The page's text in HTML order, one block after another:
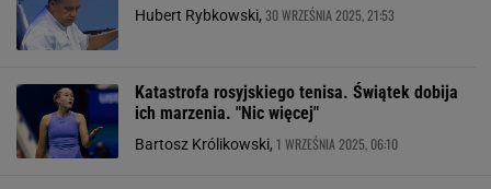
Hubert Rybkowski, 30 WRZEŚNIA 2025, 21:53
Katastrofa rosyjskiego tenisa. Świątek dobija
ich marzenia. "Nic więcej"
Bartosz Królikowski, 1 WRZEŚNIA 2025, 06:10